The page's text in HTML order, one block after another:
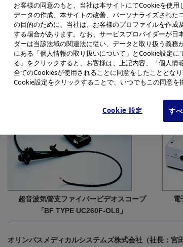
超音波気管支ファイバービデオスコープ
「BF TYPE UC260F-OL8」
と同スコープに挿入した
ディスポーザブル吸引生検針
超音波気管支ファイバービデオスコープ
「BF TYPE UC260F-OL8」
電
オリンパスメディカルシステムズ株式会社（社長：
お客様の同意のもと、当社は本サイトにてCookieを使
データの作成、本サイトの改善、パーソナライズされた
の目的のために、当社は、お客様のプロファイルを作成
する場合があります。なお、サービスプロバイダーが日
ダーは当該法域の関連法に従い、データと取り扱う義務
にある「個人情報の取り扱いについて」とCookie設定
る」をクリックすると、お客様は、上記内容、「個人
全てのCookiesが使用されることに同意をしたこととな
Cookie設定をクリックすることで、いつでもこの同意を
Cookie 設定 す